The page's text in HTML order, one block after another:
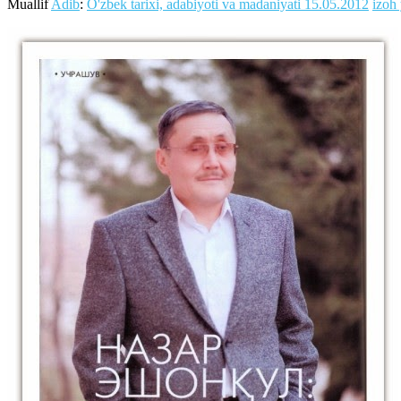
MuallifAdib: O'zbek tarixi, adabiyoti va madaniyati 15.05.2012 izoh